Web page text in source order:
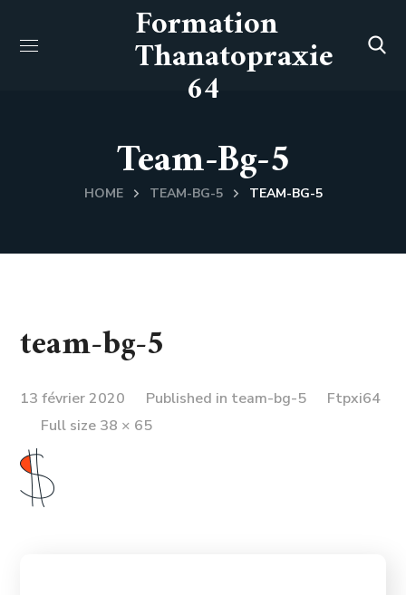
Formation
Thanatopraxie
64
Team-Bg-5
HOME TEAM-BG-5 TEAM-BG-5
team-bg-5
13 février 2020 Published in team-bg-5
Ftpxi64
Full
size
Full size 38 × 65